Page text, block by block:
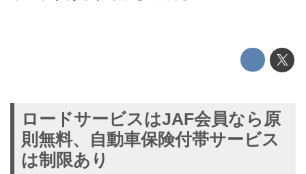
ロードサービスはJAF会員なら原
則無料、自動車保険付帯サービス
は制限あり